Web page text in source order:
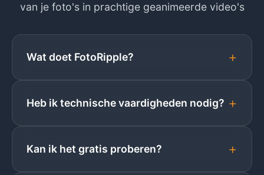
van je foto's in prachtige geanimeerde video's
Wat doet FotoRipple? +
Heb ik technische vaardigheden nodig? +
Kan ik het gratis proberen? +